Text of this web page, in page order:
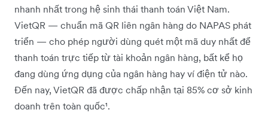
nhanh nhất trong hệ sinh thái thanh toán Việt Nam.
VietQR — chuẩn mã QR liên ngân hàng do NAPAS phát
triển — cho phép người dùng quét một mã duy nhất để
thanh toán trực tiếp từ tài khoản ngân hàng, bất kể họ
đang dùng ứng dụng của ngân hàng hay ví điện tử nào.
Đến nay, VietQR đã được chấp nhận tại 85% cơ sở kinh
doanh trên toàn quốc¹.